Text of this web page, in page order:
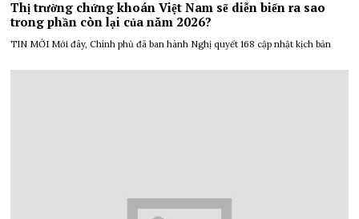
Thị trường chứng khoán Việt Nam sẽ diễn biến ra sao
trong phần còn lại của năm 2026?
TIN MỚI Mới đây, Chính phủ đã ban hành Nghị quyết 168 cập nhật kịch bản